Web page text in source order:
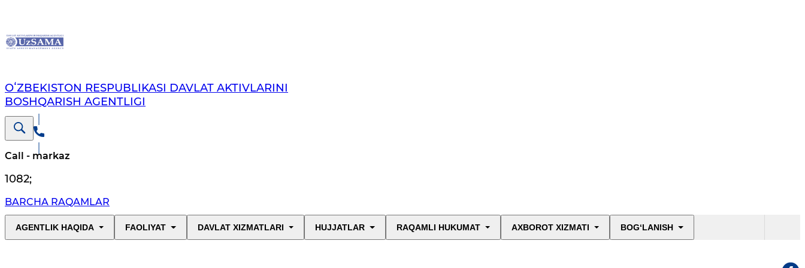
OʻZBEKISTON RESPUBLIKASI DAVLAT AKTIVLARINI
BOSHQARISH AGENTLIGI
Call - markaz
1082;
BARCHA RAQAMLAR
AGENTLIK HAQIDA FAOLIYAT DAVLAT XIZMATLARI HUJJATLAR RAQAMLI HUKUMAT AXBOROT XIZMATI BOG‘LANISH